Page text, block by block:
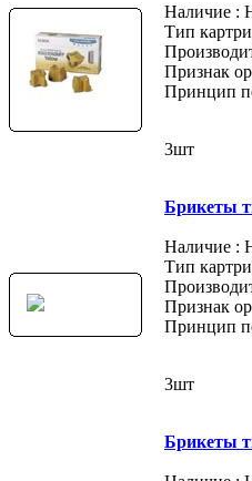
Наличие :
Тип
Признак
Принцип
3шт
Брикеты
Наличие :
Тип
Признак
Принцип
3шт
Брикеты